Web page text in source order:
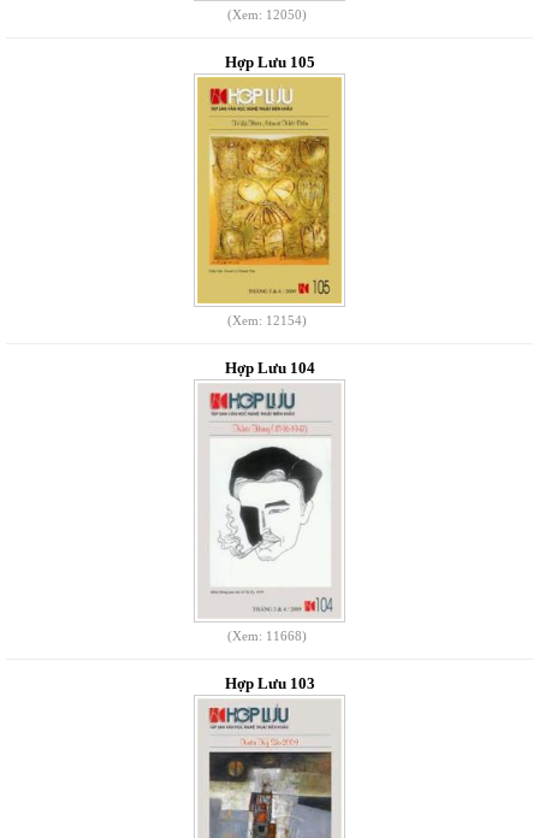
(Xem: 12050)
Hợp Lưu 105
(Xem: 12154)
Hợp Lưu 104
(Xem: 11668)
Hợp Lưu 103